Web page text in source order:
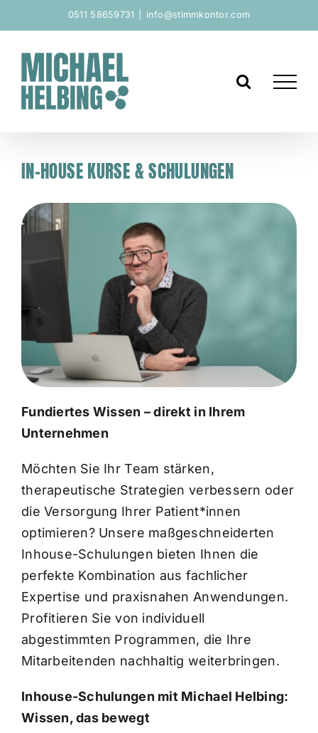
Inhalt
springen
0511 58659731 info@stimmkontor.com
IN-HOUSE KURSE & SCHULUNGEN
Fundiertes Wissen – direkt in Ihrem
Unternehmen
Möchten Sie Ihr Team stärken,
therapeutische Strategien verbessern oder
die Versorgung Ihrer Patient*innen
optimieren? Unsere maßgeschneiderten
Inhouse-Schulungen bieten Ihnen die
perfekte Kombination aus fachlicher
Expertise und praxisnahen Anwendungen.
Profitieren Sie von individuell
abgestimmten Programmen, die Ihre
Mitarbeitenden nachhaltig weiterbringen.
Inhouse-Schulungen mit Michael Helbing:
Wissen, das bewegt